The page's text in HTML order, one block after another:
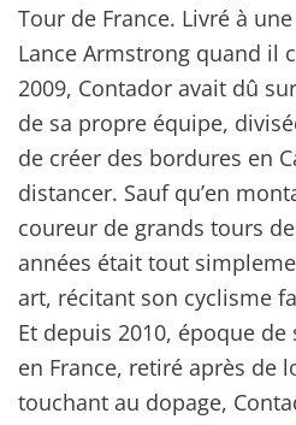
Tour de France. Livré à
Lance Armstrong quand il
2009, Contador avait dû
de sa propre équipe,
de créer des bordures en
distancer. Sauf qu’en
coureur de grands tours
années était tout
art, récitant son cyclisme
Et depuis 2010, époque
en France, retiré après de
touchant au dopage,